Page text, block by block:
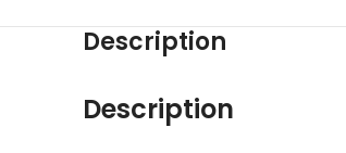
Description
Description